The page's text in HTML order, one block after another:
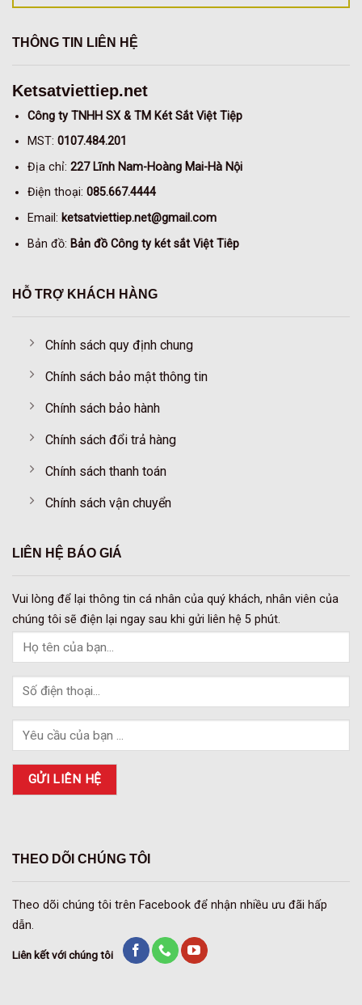
THÔNG TIN LIÊN HỆ
Ketsatviettiep.net
Công ty TNHH SX & TM Két Sắt Việt Tiệp
MST: 0107.484.201
Địa chỉ: 227 Lĩnh Nam-Hoàng Mai-Hà Nội
Điện thoại: 085.667.4444
Email: ketsatviettiep.net@gmail.com
Bản đồ: Bản đồ Công ty két sắt Việt Tiêp
HỖ TRỢ KHÁCH HÀNG
Chính sách quy định chung
Chính sách bảo mật thông tin
Chính sách bảo hành
Chính sách đổi trả hàng
Chính sách thanh toán
Chính sách vận chuyển
LIÊN HỆ BÁO GIÁ
Vui lòng để lại thông tin cá nhân của quý khách, nhân viên của
chúng tôi sẽ điện lại ngay sau khi gửi liên hệ 5 phút.
THEO DÕI CHÚNG TÔI
Theo dõi chúng tôi trên Facebook để nhận nhiều ưu đãi hấp
dẫn.
Liên kết với chúng tôi